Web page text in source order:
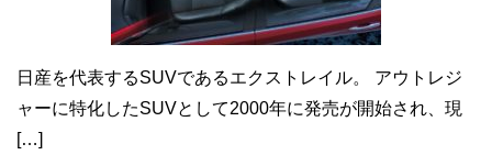
日産を代表するSUVであるエクストレイル。 アウトレジ
ャーに特化したSUVとして2000年に発売が開始され、現
[…]